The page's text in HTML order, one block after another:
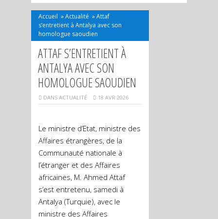
Accueil »Actualité »Attaf
s’entretient à Antalya avec son
homologue saoudien
ATTAF S’ENTRETIENT À
ANTALYA AVEC SON
HOMOLOGUE SAOUDIEN
DANS ACTUALITÉ 18 AVR 2026
Le ministre d’Etat, ministre des
Affaires étrangères, de la
Communauté nationale à
l’étranger et des Affaires
africaines, M. Ahmed Attaf
s’est entretenu, samedi à
Antalya (Turquie), avec le
ministre des Affaires